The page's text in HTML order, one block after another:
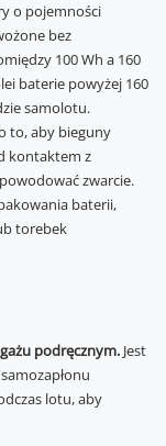
o pojemności
bez
100 Wh a 160
baterie powyżej 160
samolotu.
to, aby bieguny
kontaktem z
zwarcie.
baterii,
torebek
podręcznym. Jest
lotu, aby